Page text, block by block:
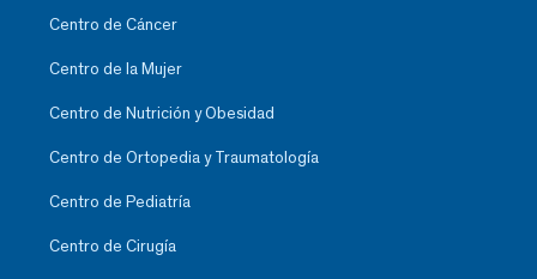
Centro de Cáncer
Centro de la Mujer
Centro de Nutrición y Obesidad
Centro de Ortopedia y Traumatología
Centro de Pediatría
Centro de Cirugía